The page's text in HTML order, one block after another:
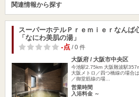
関連情報から探す
スーパーホテルＰｒｅｍｉｅｒなんば
「なにわ美肌の湯」
-点/ 0 件
大阪府 / 大阪市中央区
今池駅2.75km 大阪難波駅
大阪メトロ／四つ橋線の場合
／御堂筋線の場…
営業時間
入浴料金 ～